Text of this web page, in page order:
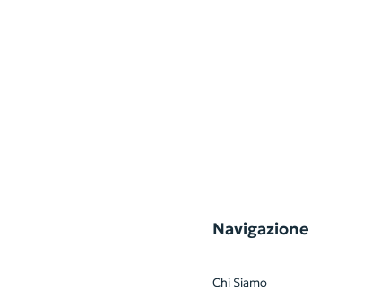
Navigazione
Chi Siamo